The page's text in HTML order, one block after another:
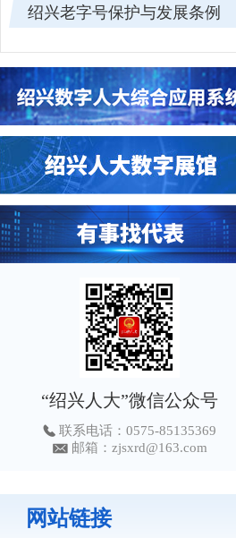
绍兴老字号保护与发展条例
“绍兴人大”微信公众号
联系电话：0575-85135369
邮箱：zjsxrd@163.com
网站链接